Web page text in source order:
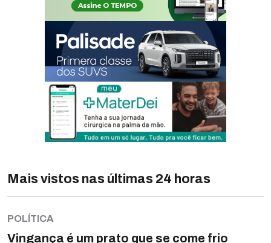
Mais vistos nas últimas 24 horas
POLÍTICA
Vingança é um prato que se come frio